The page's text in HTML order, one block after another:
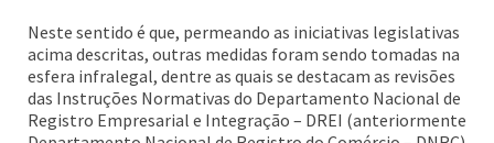
Neste sentido é que, permeando as iniciativas legislativas
acima descritas, outras medidas foram sendo tomadas na
esfera infralegal, dentre as quais se destacam as revisões
das Instruções Normativas do Departamento Nacional de
Registro Empresarial e Integração – DREI (anteriormente